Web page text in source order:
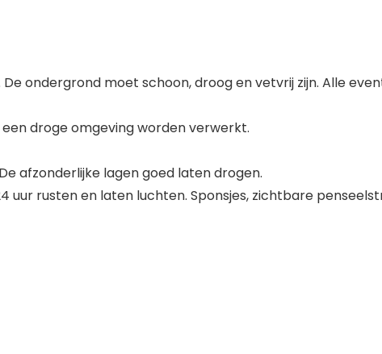
ondergrond moet schoon, droog en vetvrij zijn. Alle
droge omgeving worden verwerkt.
afzonderlijke lagen goed laten drogen.
uur rusten en laten luchten. Sponsjes, zichtbare